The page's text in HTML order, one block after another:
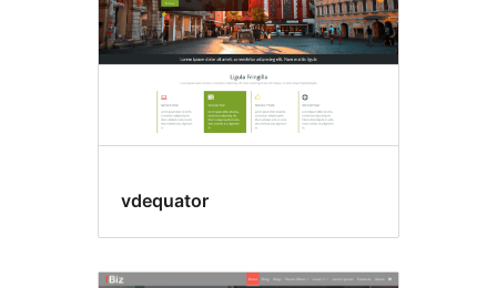
vdequator